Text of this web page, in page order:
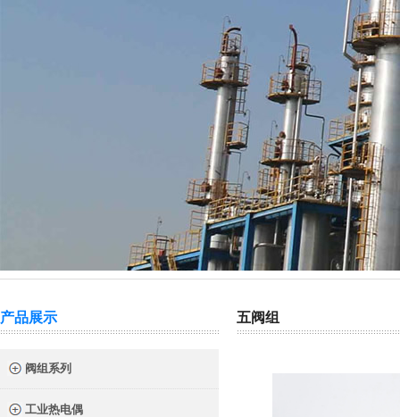
针型阀 二阀组 三阀组 气源球阀
产品展示
阀组系列
工业热电偶
五阀组